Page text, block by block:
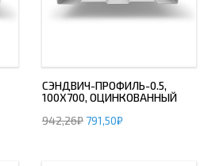
СЭНДВИЧ-ПРОФИЛЬ-0.5,
100Х700, ОЦИНКОВАННЫЙ
942,26₽ 791,50₽